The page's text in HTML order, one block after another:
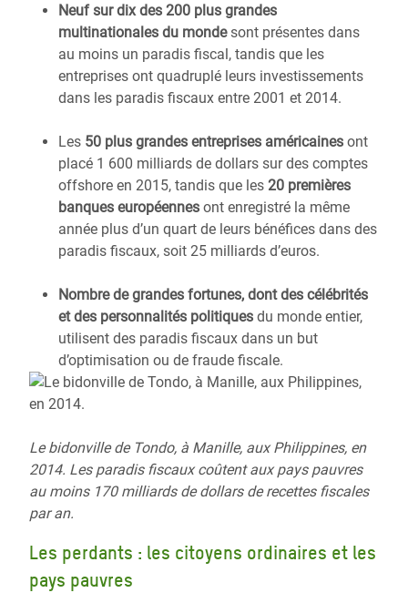
Neuf sur dix des 200 plus grandes
multinationales du mondesont présentes dans
au moins un paradis fiscal, tandis que les
entreprises ont quadruplé leurs investissements
dans les paradis fiscaux entre 2001 et 2014.
Les 50 plus grandes entreprises américaines ont
placé 1 600 milliards de dollars sur des comptes
offshore en 2015, tandis que les 20 premières
banques européennes ont enregistré la même
année plus d’un quart de leurs bénéfices dans des
paradis fiscaux, soit 25 milliards d’euros.
Nombre de grandes fortunes, dont des célébrités
et des personnalités politiques du monde entier,
utilisent des paradis fiscaux dans un but
d’optimisation ou de fraude fiscale.
Le bidonville de Tondo, à Manille, auxPhilippines, en
2014. Les paradis fiscaux coûtent aux pays pauvres
au moins 170 milliards de dollars de recettes fiscales
par an.
Les perdants : les citoyens ordinaires et les
pays pauvres